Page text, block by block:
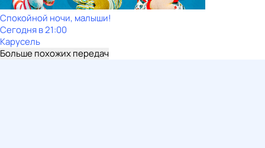
Спокойной ночи, малыши!
Сегодня в 21:00
Карусель
Больше похожих передач